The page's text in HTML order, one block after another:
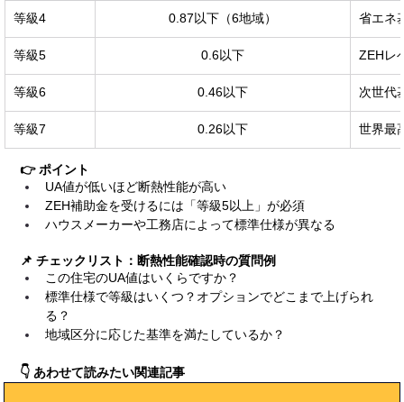
等級4 0.87以下（6地域） 省エネ
等級5 0.6以下 ZEHレ
等級6 0.46以下 次世代
等級7 0.26以下 世界最
👉 ポイント
UA値が低いほど断熱性能が高い
ZEH補助金を受けるには「等級5以上」が必須
ハウスメーカーや工務店によって標準仕様が異なる
📌 チェックリスト：断熱性能確認時の質問例
この住宅のUA値はいくらですか？
標準仕様で等級はいくつ？オプションでどこまで上げられ
る？
地域区分に応じた基準を満たしているか？
👇 あわせて読みたい関連記事